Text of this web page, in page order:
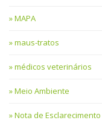
MAPA
maus-tratos
médicos veterinários
Meio Ambiente
Nota de Esclarecimento